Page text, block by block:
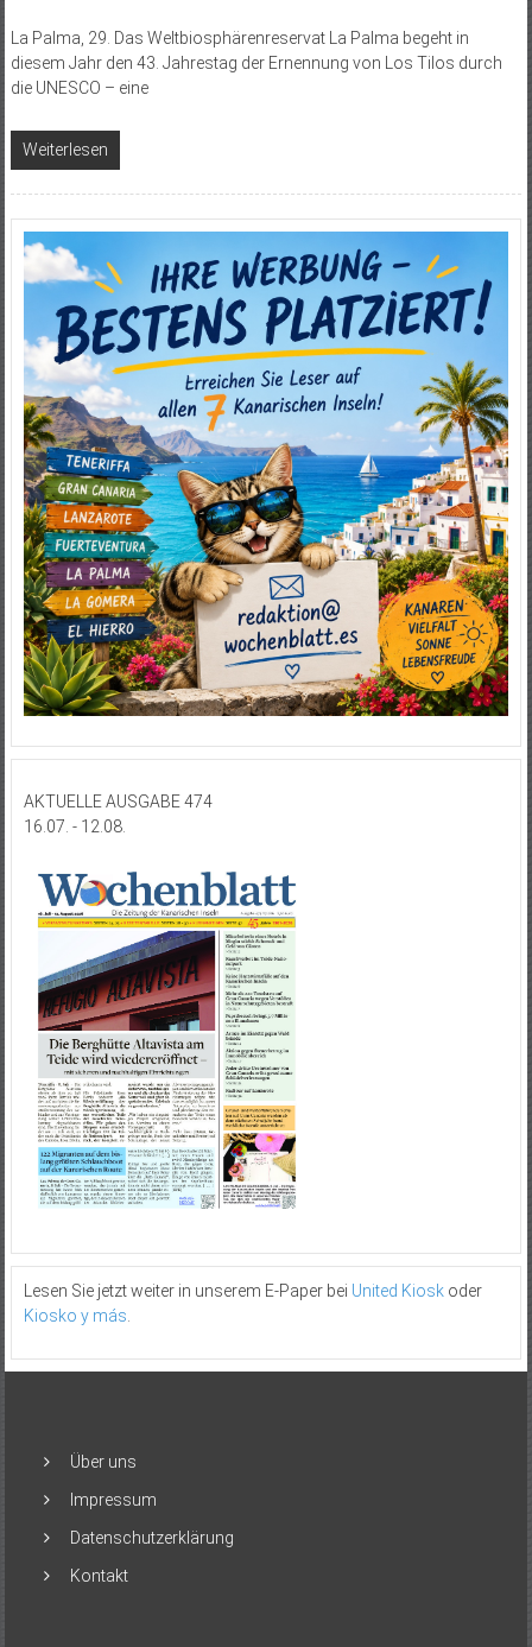
La Palma, 29. Das Weltbiosphärenreservat La Palma begeht in
diesem Jahr den 43. Jahrestag der Ernennung von Los Tilos durch
die UNESCO – eine
Weiterlesen
AKTUELLE AUSGABE 474
16.07. - 12.08.
Lesen Sie jetzt weiter in unserem E-Paper bei United Kioskoder
Kiosko y más
Über uns
Impressum
Datenschutzerklärung
Kontakt